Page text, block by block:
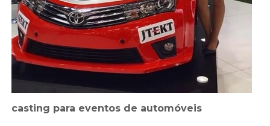
casting para eventos de automóveis